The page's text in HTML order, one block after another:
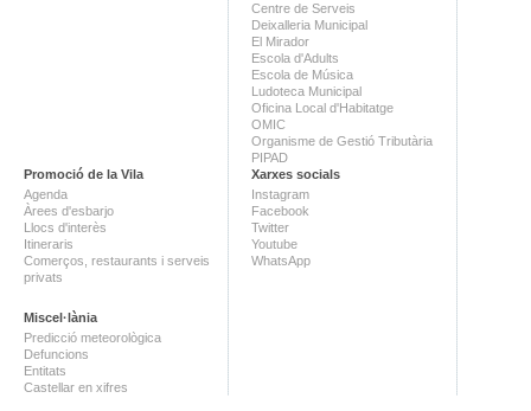
Centre de Serveis
Deixalleria Municipal
El Mirador
Escola d'Adults
Escola de Música
Ludoteca Municipal
Oficina Local d'Habitatge
OMIC
Organisme de Gestió Tributària
PIPAD
Promoció de la Vila
Agenda
Àrees d'esbarjo
Llocs d'interès
Itineraris
Comerços, restaurants i serveis
privats
Miscel·lània
Predicció meteorològica
Defuncions
Entitats
Castellar en xifres
Xarxes socials
Instagram
Facebook
Twitter
Youtube
WhatsApp